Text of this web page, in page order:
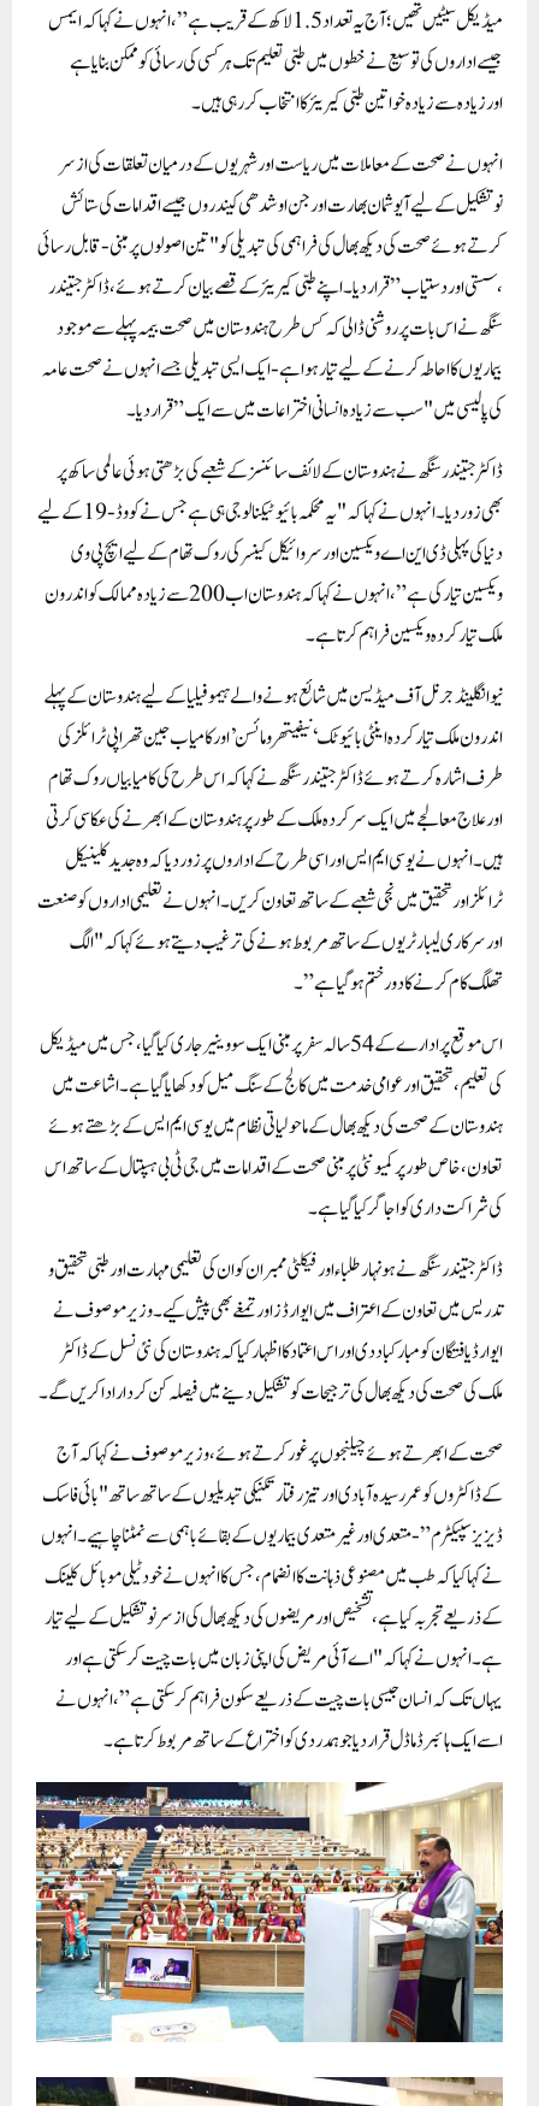
میڈیکل سیٹیں تھیں ؛ آج یہ تعداد 1.5 لاکھ کے قریب ہے” ، انہوں نے کہا کہ ایمس
جیسے اداروں کی توسیع نے خطوں میں طبی تعلیم تک ہر کسی کی رسائی کوممکن بنایا ہے
اورزیادہ سے زیادہ خواتین طبی کیریئر کا انتخاب کر رہی ہیں۔
انہوں نے صحت کے معاملات میں ریاست اور شہریوں کے درمیان تعلقات کی از سر
نوتشکیل کے لیے آیوشمان بھارت اور جن اوشدھی کیندروں جیسے اقدامات کی ستائش
کرتے ہوئے صحت کی دیکھ بھال کی فراہمی کی تبدیلی کو "تین اصولوں پر مبنی-قابل رسائی
، سستی اور دستیاب” قرار دیا ۔ اپنے طبی کیریئر کے قصے بیان کرتے ہوئے ، ڈاکٹر جتیندر
سنگھ نے اس بات پر روشنی ڈالی کہ کس طرح ہندوستان میں صحت بیمہ پہلے سے موجود
بیماریوں کا احاطہ کرنے کے لیے تیار ہوا ہے-ایک ایسی تبدیلی جسے انہوں نے صحت عامہ
کی پالیسی میں "سب سے زیادہ انسانی اختراعات میں سے ایک” قرار دیا ۔
ڈاکٹر جتیندر سنگھ نے ہندوستان کے لائف سائنسز کے شعبے کی بڑھتی ہوئی عالمی ساکھ پر
بھی زور دیا ۔ انہوں نے کہا کہ "یہ محکمہ بائیوٹیکنالوجی ہی ہے جس نے کووڈ-19 کے لیے
دنیا کی پہلی ڈی این اے ویکسین اور سروائیکل کینسر کی روک تھام کے لیے ایچ پی وی
ویکسین تیار کی ہے” ، انہوں نے کہا کہ ہندوستان اب 200 سے زیادہ ممالک کو اندرون
ملک تیار کردہ ویکسین فراہم کرتا ہے ۔
نیو انگلینڈ جرنل آف میڈیسن میں شائع ہونے والے ہیموفیلیا کے لیے ہندوستان کے پہلے
اندرون ملک تیار کردہ اینٹی بائیوٹک ‘نیفیتھرومائسن’ اور کامیاب جین تھراپی ٹرائلز کی
طرف اشارہ کرتے ہوئے ڈاکٹر جتیندر سنگھ نے کہا کہ اس طرح کی کامیابیاں روک تھام
اور علاج معالجے میں ایک سرکردہ ملک کے طور پر ہندوستان کے ابھرنے کی عکاسی کرتی
ہیں ۔ انہوں نے یو سی ایم ایس اور اسی طرح کے اداروں پر زور دیا کہ وہ جدید کلینیکل
ٹرائلز اور تحقیق میں نجی شعبے کے ساتھ تعاون کریں ۔ انہوں نے تعلیمی اداروں کو صنعت
اور سرکاری لیبارٹریوں کے ساتھ مربوط ہونے کی ترغیب دیتے ہوئے کہا کہ "الگ
تھلگ کام کرنے کا دور ختم ہو گیا ہے” ۔
اس موقع پر ادارے کے 54 سالہ سفرپر مبنی ایک سووینیر جاری کیا گیا ، جس میں میڈیکل
کی تعلیم ، تحقیق اور عوامی خدمت میں کالج کے سنگ میل کو دکھایا گیا ہے ۔ اشاعت میں
ہندوستان کے صحت کی دیکھ بھال کے ماحولیاتی نظام میں یو سی ایم ایس کے بڑھتے ہوئے
تعاون ، خاص طور پر کمیونٹی پر مبنی صحت کے اقدامات میں جی ٹی بی ہسپتال کے ساتھ اس
کی شراکت داری کو ا جاگر کیا گیا ہے۔
ڈاکٹر جتیندر سنگھ نے ہونہار طلباء اور فیکلٹی ممبران کو ان کی تعلیمی مہارت اور طبی تحقیق و
تدریس میں تعاون کے اعتراف میں ایوارڈز اور تمغے بھی پیش کیے ۔ وزیر موصوف نے
ایوارڈ یافتگان کو مبارکباد دی اور اس اعتماد کا اظہار کیا کہ ہندوستان کی نئی نسل کے ڈاکٹر
ملک کی صحت کی دیکھ بھال کی ترجیحات کو تشکیل دینے میں فیصلہ کن کردار ادا کریں گے ۔
صحت کے ابھرتے ہوئے چیلنجوں پر غور کرتے ہوئے ، وزیر موصوف نے کہا کہ آج
کے ڈاکٹروں کو عمر رسیدہ آبادی اور تیز رفتار تکنیکی تبدیلیوں کے ساتھ ساتھ "بائی فاسک
ڈیزیز سپیکٹرم”-متعدی اور غیر متعدی بیماریوں کے بقائے باہمی سے نمٹنا چاہیے ۔ انہوں
نے کہا کیا کہ طب میں مصنوعی ذہانت کا انضمام ، جس کا انہوں نے خود ٹیلی موبائل کلینک
کے ذریعے تجربہ کیا ہے ، تشخیص اور مریضوں کی دیکھ بھال کی از سر نو تشکیل کے لیے تیار
ہے ۔ انہوں نے کہا کہ "اے آئی مریض کی اپنی زبان میں بات چیت کر سکتی ہے اور
یہاں تک کہ انسان جیسی بات چیت کے ذریعے سکون فراہم کر سکتی ہے” ، انہوں نے
اسے ایک ہائبرڈ ماڈل قرار دیا جو ہمدردی کو اختراع کے ساتھ مربوط کرتا ہے۔